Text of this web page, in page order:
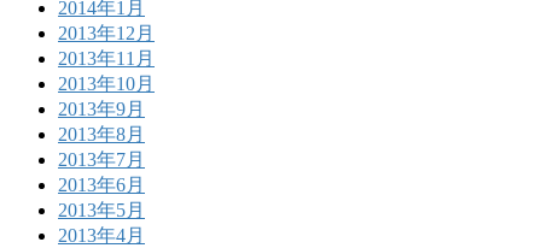
2014年1月
2013年12月
2013年11月
2013年10月
2013年9月
2013年8月
2013年7月
2013年6月
2013年5月
2013年4月